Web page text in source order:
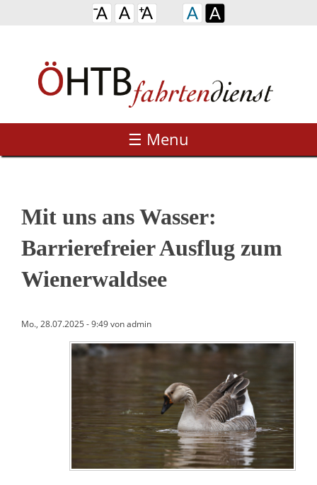
☰ Menu
Mit uns ans Wasser:
Barrierefreier Ausflug zum
Wienerwaldsee
Mo., 28.07.2025 - 9:49 von admin